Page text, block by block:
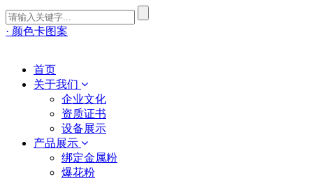
· 颜色卡图案
首页
关于我们
企业文化
资质证书
设备展示
产品展示
绑定金属粉
爆花粉